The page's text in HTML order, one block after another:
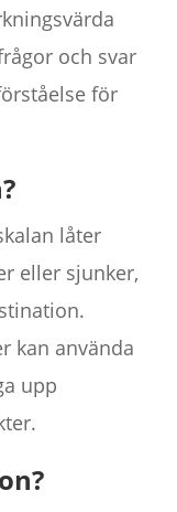
och svar
för
låter
eller sjunker,
kan använda
upp